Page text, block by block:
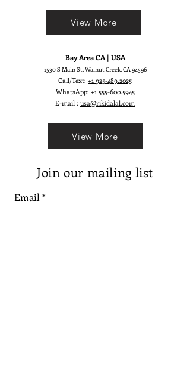
Bay Area CA | USA
1530 S Main St, Walnut Creek, CA 94596
Call/Text: +1 925-489.2025
WhatsApp: +1 555-600.5945
E-mail : usa@rikidalal.com
View More
View More
Join our mailing list
Email